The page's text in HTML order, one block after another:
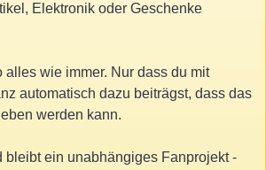
Elektronik oder Geschenke
alles wie immer. Nur dass du mit
automatisch dazu beiträgst, dass das
werden kann.
bleibt ein unabhängiges Fanprojekt -